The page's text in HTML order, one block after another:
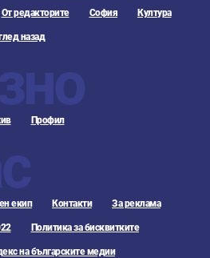
От редакторите София Култура
назад
Профил
екип Контакти За реклама
Политика за бисквитките
на българските медии